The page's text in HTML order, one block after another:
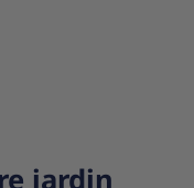
jardin